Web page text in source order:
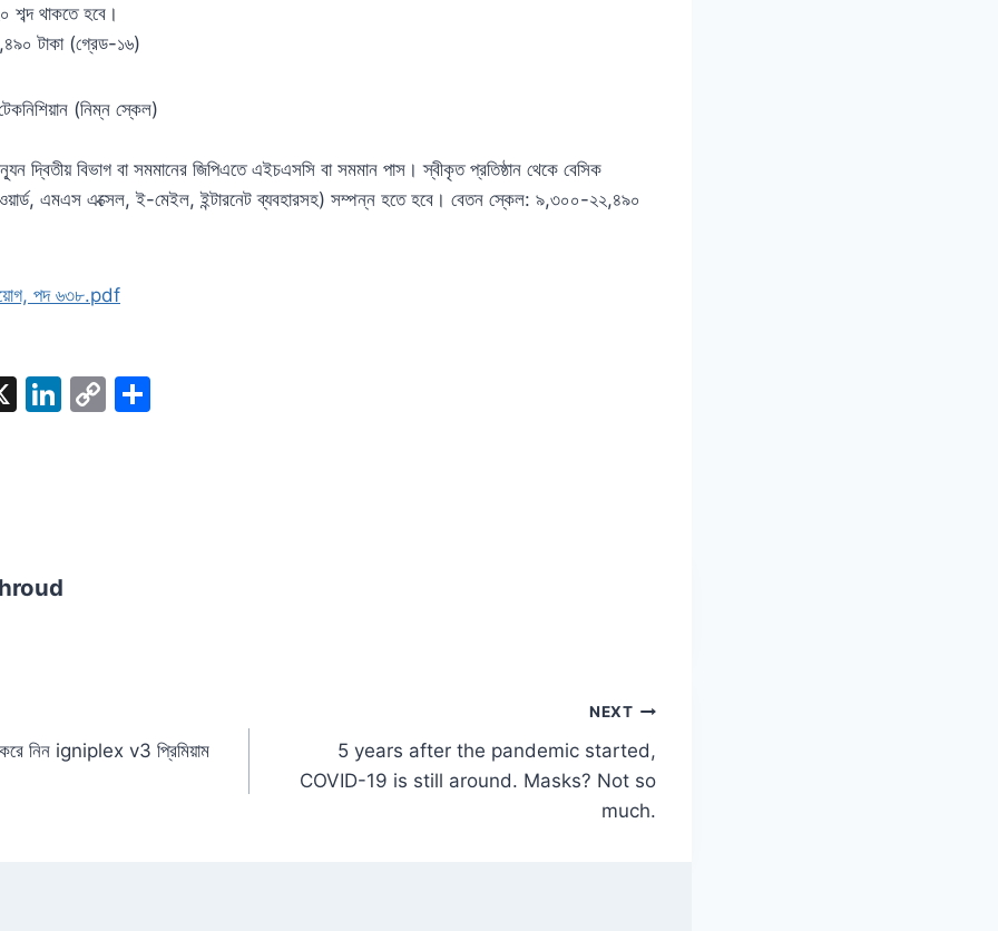
শব্দ থাকতে হবে।
টাকা (গ্রেড-১৬)
(নিম্ন স্কেল)
দ্বিতীয় বিভাগ বা সমমানের জিপিএতে এইচএসসি বা সমমান পাস। স্বীকৃত প্রতিষ্ঠান থেকে বেসিক
এমএস এক্সেল, ই-মেইল, ইন্টারনেট ব্যবহারসহ) সম্পন্ন হতে হবে। বেতন স্কেল: ৯,৩০০-২২,৪৯০
পদ ৬৩৮.pdf
X
Li
n
C
নিন igniplex v3 প্রিমিয়াম
NEXT
5 years after the pandemic started,
COVID-19 is still around. Masks? Not so
much.